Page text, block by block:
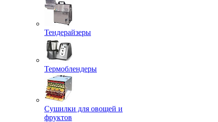
Тендерайзеры
Термоблендеры
Сушилки для овощей и
фруктов